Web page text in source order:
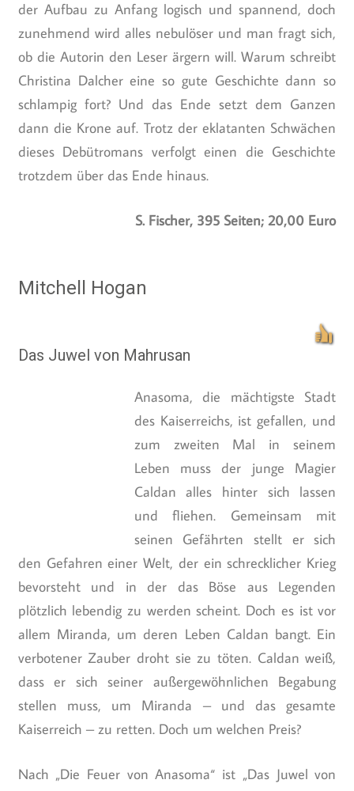
der Aufbau zu Anfang logisch und spannend, doch
zunehmend wird alles nebulöser und man fragt sich,
ob die Autorin den Leser ärgern will. Warum schreibt
Christina Dalcher eine so gute Geschichte dann so
schlampig fort? Und das Ende setzt dem Ganzen
dann die Krone auf. Trotz der eklatanten Schwächen
dieses Debütromans verfolgt einen die Geschichte
trotzdem über das Ende hinaus.
S. Fischer, 395 Seiten; 20,00 Euro
Mitchell Hogan
Das Juwel von Mahrusan
Anasoma, die mächtigste Stadt
des Kaiserreichs, ist gefallen, und
zum zweiten Mal in seinem
Leben muss der junge Magier
Caldan alles hinter sich lassen
und fliehen. Gemeinsam mit
seinen Gefährten stellt er sich
den Gefahren einer Welt, der ein schrecklicher Krieg
bevorsteht und in der das Böse aus Legenden
plötzlich lebendig zu werden scheint. Doch es ist vor
allem Miranda, um deren Leben Caldan bangt. Ein
verbotener Zauber droht sie zu töten. Caldan weiß,
dass er sich seiner außergewöhnlichen Begabung
stellen muss, um Miranda – und das gesamte
Kaiserreich – zu retten. Doch um welchen Preis?
Nach „Die Feuer von Anasoma“ ist „Das Juwel von